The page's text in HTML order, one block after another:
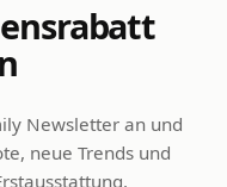
Newsletter an und
neue Trends und